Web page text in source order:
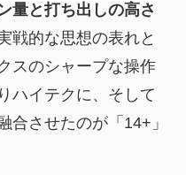
量と打ち出しの高さ
戦的な思想の表れと
スのシャープな操作
ハイテクに、そして
合させたのが「14+」